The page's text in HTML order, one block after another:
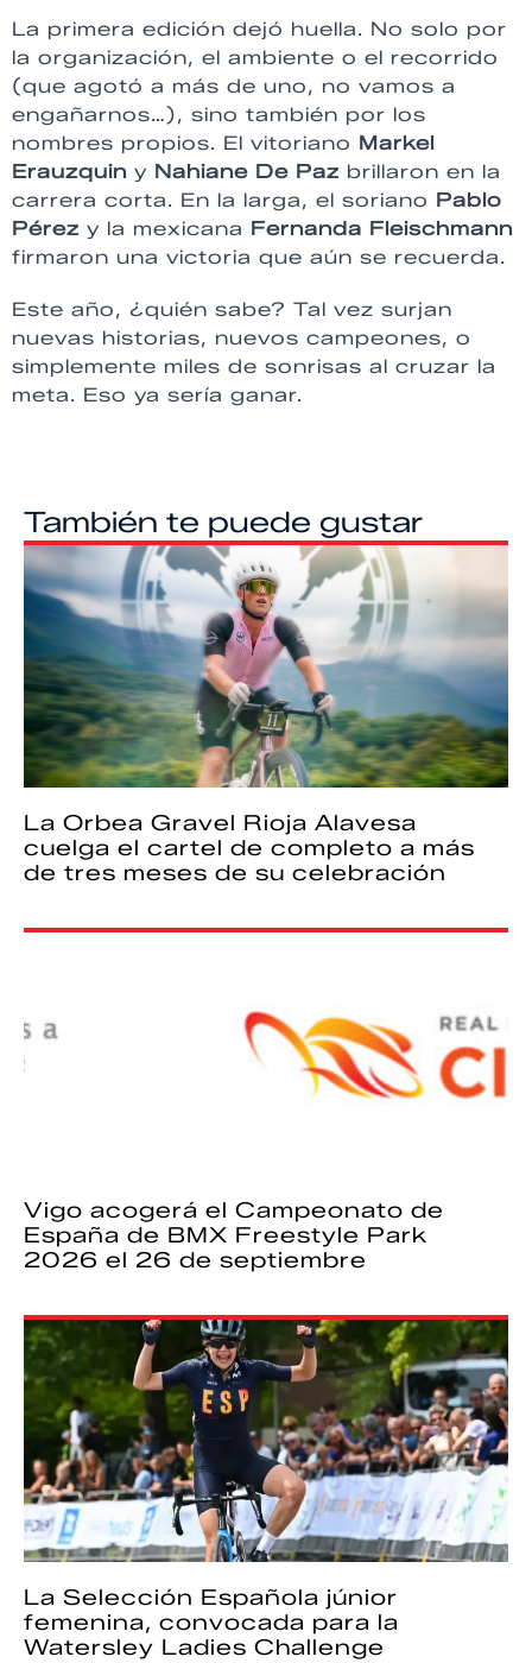
La primera edición dejó huella. No solo por
la organización, el ambiente o el recorrido
(que agotó a más de uno, no vamos a
engañarnos…), sino también por los
nombres propios. El vitoriano Markel
Erauzquin y Nahiane De Paz brillaron en la
carrera corta. En la larga, el soriano Pablo
Pérez y la mexicana Fernanda Fleischmann
firmaron una victoria que aún se recuerda.
Este año, ¿quién sabe? Tal vez surjan
nuevas historias, nuevos campeones, o
simplemente miles de sonrisas al cruzar la
meta. Eso ya sería ganar.
También te puede gustar
La Orbea Gravel Rioja Alavesa
cuelga el cartel de completo a más
de tres meses de su celebración
Vigo acogerá el Campeonato de
España de BMX Freestyle Park
2026 el 26 de septiembre
La Selección Española júnior
femenina, convocada para la
Watersley Ladies Challenge